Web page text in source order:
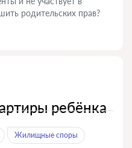
родительских прав?
ребёнка
Жилищные споры